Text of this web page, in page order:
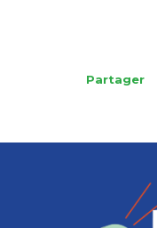
Partager